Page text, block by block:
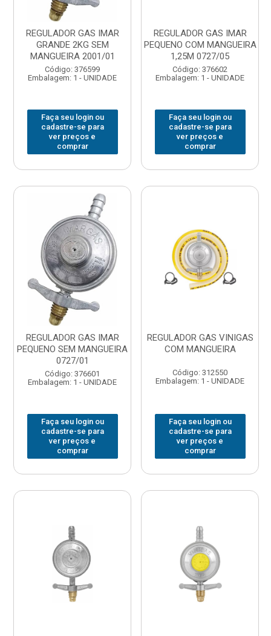
REGULADOR GAS IMAR
GRANDE 2KG SEM
MANGUEIRA 2001/01
Código: 376599
Embalagem: 1 - UNIDADE
Faça seu login ou
cadastre-se para
ver preços e
comprar
REGULADOR GAS IMAR
PEQUENO COM MANGUEIRA
1,25M 0727/05
Código: 376602
Embalagem: 1 - UNIDADE
Faça seu login ou
cadastre-se para
ver preços e
comprar
REGULADOR GAS IMAR
PEQUENO SEM MANGUEIRA
0727/01
Código: 376601
Embalagem: 1 - UNIDADE
Faça seu login ou
cadastre-se para
ver preços e
comprar
REGULADOR GAS VINIGAS
COM MANGUEIRA
Código: 312550
Embalagem: 1 - UNIDADE
Faça seu login ou
cadastre-se para
ver preços e
comprar